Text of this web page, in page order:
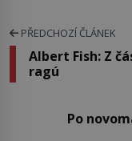
PŘEDCHOZÍ ČLÁNEK
Albert Fish: Z
ragú
Po